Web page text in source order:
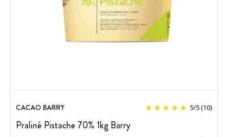
CACAO BARRY 5/5(10)
Praliné Pistache 70% 1kg Barry